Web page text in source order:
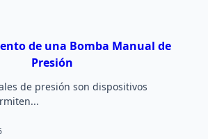
de una Bomba Manual de
Presión
de presión son dispositivos